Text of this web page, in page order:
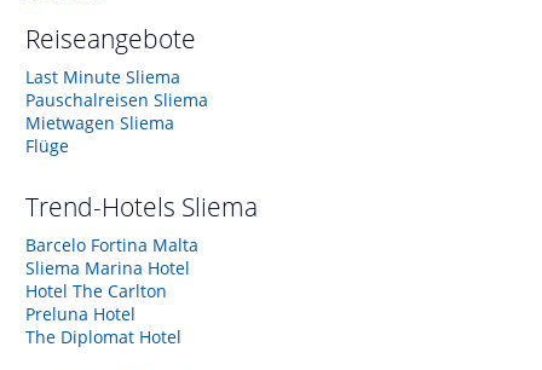
Reiseangebote
Last Minute Sliema
Pauschalreisen Sliema
Mietwagen Sliema
Flüge
Trend-Hotels Sliema
Barcelo Fortina Malta
Sliema Marina Hotel
Hotel The Carlton
Preluna Hotel
The Diplomat Hotel